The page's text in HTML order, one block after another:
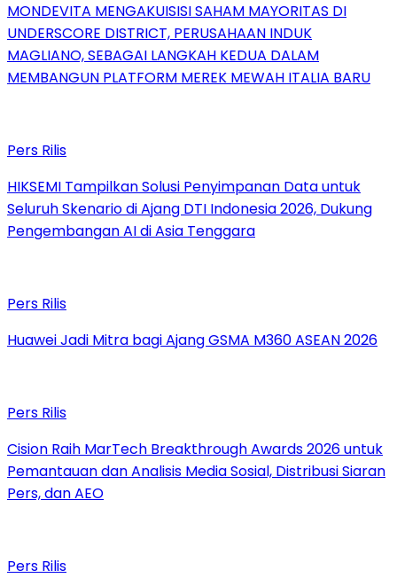
MONDEVITA MENGAKUISISI SAHAM MAYORITAS DI
UNDERSCORE DISTRICT, PERUSAHAAN INDUK
MAGLIANO, SEBAGAI LANGKAH KEDUA DALAM
MEMBANGUN PLATFORM MEREK MEWAH ITALIA BARU
Pers Rilis
HIKSEMI Tampilkan Solusi Penyimpanan Data untuk
Seluruh Skenario di Ajang DTI Indonesia 2026, Dukung
Pengembangan AI di Asia Tenggara
Pers Rilis
Huawei Jadi Mitra bagi Ajang GSMA M360 ASEAN 2026
Pers Rilis
Cision Raih MarTech Breakthrough Awards 2026 untuk
Pemantauan dan Analisis Media Sosial, Distribusi Siaran
Pers, dan AEO
Pers Rilis